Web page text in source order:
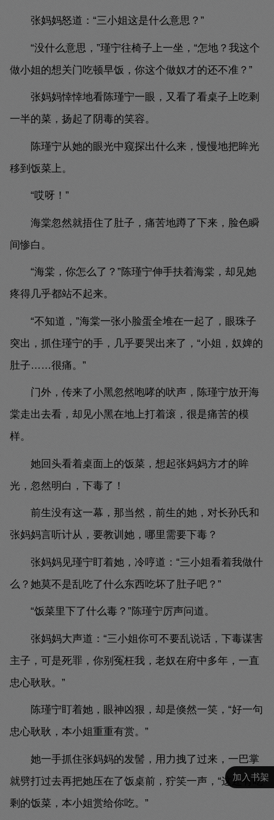
加入书架
张妈妈怒道：“三小姐这是什么意思？”
“没什么意思，”瑾宁往椅子上一坐，“怎地？我这个
做小姐的想关门吃顿早饭，你这个做奴才的还不准？”
张妈妈悻悻地看陈瑾宁一眼，又看了看桌子上吃剩
一半的菜，扬起了阴毒的笑容。
陈瑾宁从她的眼光中窥探出什么来，慢慢地把眸光
移到饭菜上。
“哎呀！”
海棠忽然就捂住了肚子，痛苦地蹲了下来，脸色瞬
间惨白。
“海棠，你怎么了？”陈瑾宁伸手扶着海棠，却见她
疼得几乎都站不起来。
“不知道，”海棠一张小脸蛋全堆在一起了，眼珠子
突出，抓住瑾宁的手，几乎要哭出来了，“小姐，奴婢的
肚子……很痛。”
门外，传来了小黑忽然咆哮的吠声，陈瑾宁放开海
棠走出去看，却见小黑在地上打着滚，很是痛苦的模
样。
她回头看着桌面上的饭菜，想起张妈妈方才的眸
光，忽然明白，下毒了！
前生没有这一幕，那当然，前生的她，对长孙氏和
张妈妈言听计从，要教训她，哪里需要下毒？
张妈妈见瑾宁盯着她，冷哼道：“三小姐看着我做什
么？她莫不是乱吃了什么东西吃坏了肚子吧？”
“饭菜里下了什么毒？”陈瑾宁厉声问道。
张妈妈大声道：“三小姐你可不要乱说话，下毒谋害
主子，可是死罪，你别冤枉我，老奴在府中多年，一直
忠心耿耿。”
陈瑾宁盯着她，眼神凶狠，却是倏然一笑，“好一句
忠心耿耿，本小姐重重有赏。”
她一手抓住张妈妈的发髻，用力拽了过来，一巴掌
就劈打过去再把她压在了饭桌前，狞笑一声，“这还有吃
剩的饭菜，本小姐赏给你吃。”